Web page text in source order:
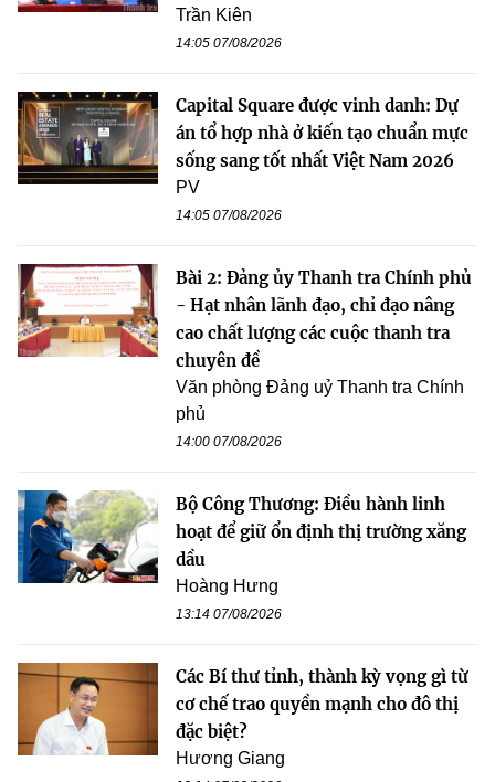
Trần Kiên
14:05 07/08/2026
Capital Square được vinh danh: Dự
án tổ hợp nhà ở kiến tạo chuẩn mực
sống sang tốt nhất Việt Nam 2026
PV
14:05 07/08/2026
Bài 2: Đảng ủy Thanh tra Chính phủ
- Hạt nhân lãnh đạo, chỉ đạo nâng
cao chất lượng các cuộc thanh tra
chuyên đề
Văn phòng Đảng uỷ Thanh tra Chính
phủ
14:00 07/08/2026
Bộ Công Thương: Điều hành linh
hoạt để giữ ổn định thị trường xăng
dầu
Hoàng Hưng
13:14 07/08/2026
Các Bí thư tỉnh, thành kỳ vọng gì từ
cơ chế trao quyền mạnh cho đô thị
đặc biệt?
Hương Giang